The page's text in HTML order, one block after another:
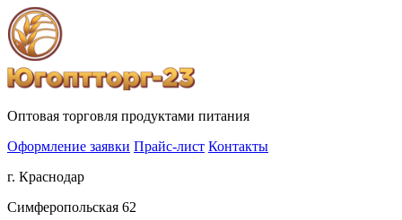
Оптовая торговля продуктами питания
Оформление заявки Прайс-лист Контакты
г. Краснодар
Симферопольская 62